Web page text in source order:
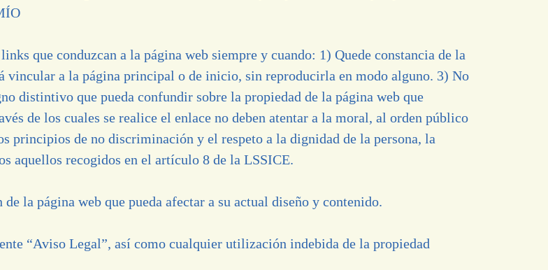
que conduzcan a la página web siempre y cuando: 1) Quede constancia de la
a la página principal o de inicio, sin reproducirla en modo alguno. 3) No
distintivo que pueda confundir sobre la propiedad de la página web que
de los cuales se realice el enlace no deben atentar a la moral, al orden público
principios de no discriminación y el respeto a la dignidad de la persona, la
aquellos recogidos en el artículo 8 de la LSSICE.
la página web que pueda afectar a su actual diseño y contenido.
“Aviso Legal”, así como cualquier utilización indebida de la propiedad